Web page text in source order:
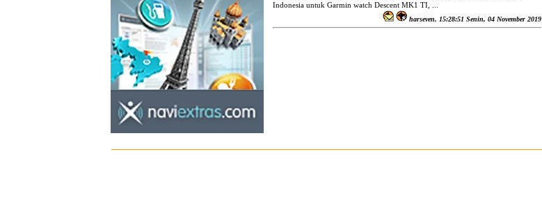
Indonesia untuk Garmin watch Descent MK1 TI, ...
harseven, 15:28:51 Senin, 04 November 2019